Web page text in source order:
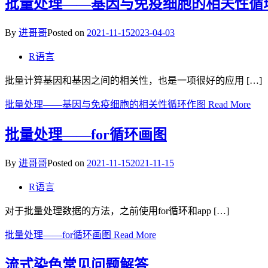
批量处理——基因与免疫细胞的相关性循
By 进哥哥Posted on 2021-11-152023-04-03
R语言
批量计算基因和基因之间的相关性，也是一项很好的应用 […]
批量处理——基因与免疫细胞的相关性循环作图 Read More
批量处理——for循环画图
By 进哥哥Posted on 2021-11-152021-11-15
R语言
对于批量处理数据的方法，之前使用for循环和app […]
批量处理——for循环画图 Read More